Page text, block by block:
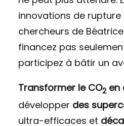
innovations de rupture
chercheurs de
financez pas
participez à bâtir un
Transformer le CO2 en
développer des
ultra-efficaces et